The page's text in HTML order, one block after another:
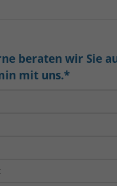
beraten wir Sie
mit uns.*